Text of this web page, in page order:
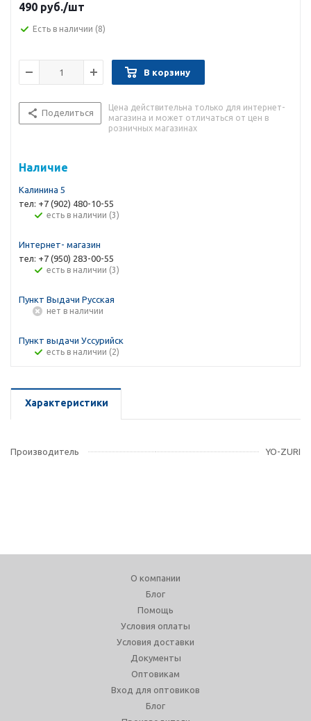
490 руб./шт
Есть в наличии (8)
В корзину
Поделиться
Цена действительна только для интернет-
магазина и может отличаться от цен в
розничных магазинах
Наличие
Калинина 5
тел: +7 (902) 480-10-55
Есть в наличии (3)
Интернет- магазин
тел: +7 (950) 283-00-55
Есть в наличии (3)
Пункт Выдачи Русская
Нет в наличии
Пункт выдачи Уссурийск
Есть в наличии (2)
Характеристики
Производитель YO-ZURI
О компании
Блог
Помощь
Условия оплаты
Условия доставки
Документы
Оптовикам
Вход для оптовиков
Блог